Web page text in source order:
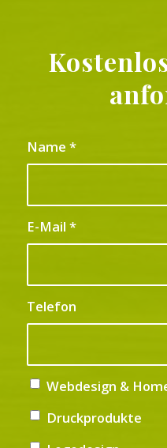
Name *
E-Mail *
Telefon
Webdesign &
Druckprodukte